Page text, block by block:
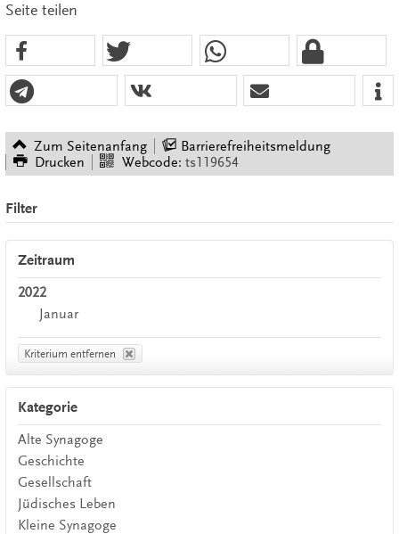
Seite teilen
Zum Seitenanfang
Barrierefreiheitsmeldung
Drucken
Webcode: ts119654
Filter
Zeitraum
2022
Januar
Kriterium entfernen
Kategorie
Alte Synagoge
Geschichte
Gesellschaft
Jüdisches Leben
Kleine Synagoge